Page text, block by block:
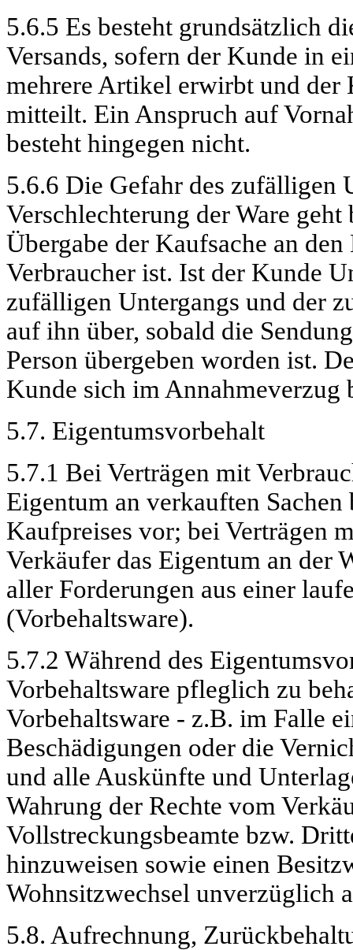
5.6.5 Es besteht grundsätzlich
Versands, sofern der Kunde in
mehrere Artikel erwirbt und
mitteilt. Ein Anspruch auf
besteht hingegen nicht.
5.6.6 Die Gefahr des zufälligen
Verschlechterung der Ware
Übergabe der Kaufsache an
Verbraucher ist. Ist der Kunde
zufälligen Untergangs und der
auf ihn über, sobald die
Person übergeben worden ist.
Kunde sich im Annahmeverzug
5.7. Eigentumsvorbehalt
5.7.1 Bei Verträgen mit
Eigentum an verkauften
Kaufpreises vor; bei Verträgen
Verkäufer das Eigentum an der
aller Forderungen aus einer
(Vorbehaltsware).
5.7.2 Während des
Vorbehaltsware pfleglich zu
Vorbehaltsware - z.B. im Falle
Beschädigungen oder die
und alle Auskünfte und
Wahrung der Rechte vom
Vollstreckungsbeamte bzw.
hinzuweisen sowie einen
Wohnsitzwechsel unverzüglich
5.8. Aufrechnung,